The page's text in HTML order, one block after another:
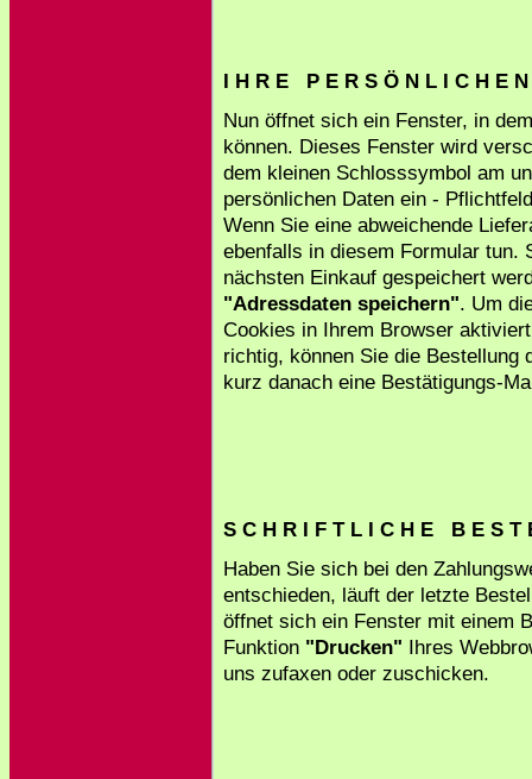
I H R E P E R S Ö N L I C H E
Nun öffnet sich ein Fenster, in
können. Dieses Fenster wird
dem kleinen Schlosssymbol am
persönlichen Daten ein -
Wenn Sie eine abweichende
ebenfalls in diesem Formular tun.
nächsten Einkauf gespeichert
"Adressdaten speichern". Um
Cookies in Ihrem Browser
richtig, können Sie die Bestellung
kurz danach eine Bestätigungs-
S C H R I F T L I C H E B E S T
Haben Sie sich bei den
entschieden, läuft der letzte
öffnet sich ein Fenster mit einem
Funktion "Drucken" Ihres
uns zufaxen oder zuschicken.